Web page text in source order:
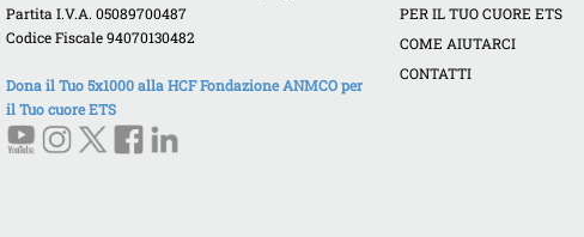
Partita I.V.A. 05089700487
Codice Fiscale 94070130482
Dona il Tuo 5x1000 alla HCF Fondazione ANMCO per
il Tuo cuore ETS
PER IL TUO CUORE ETS
COME AIUTARCI
CONTATTI